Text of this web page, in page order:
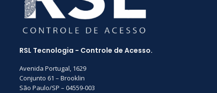
RSL Tecnologia - Controle de Acesso.
Avenida Portugal, 1629
Conjunto 61 – Brooklin
São Paulo/SP – 04559-003